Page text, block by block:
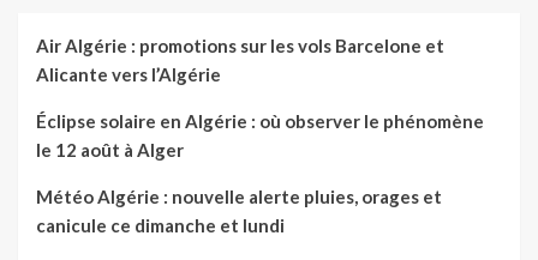
Air Algérie : promotions sur les vols Barcelone et
Alicante vers l’Algérie
Éclipse solaire en Algérie : où observer le phénomène
le 12 août à Alger
Météo Algérie : nouvelle alerte pluies, orages et
canicule ce dimanche et lundi